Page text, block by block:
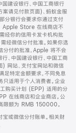
建设银行、中国工商银行
案请见付款页面)、蚂蚁金服
分银行会要求你通过支付
Apple Store 在线商店不
经你的信用卡发卡机构批
需经微信分付批准。如果你选
分付的批准，Apple 将不会
、中国建设银行、中国工商
) 网站、支付宝网站和微信
足特定金额要求，不同免息
只适用于个人消费者。企业
购买计划 (EPP) 适用的分
在线商店和企业商店。公
限额为 RMB 150000。
宝或微信分付账单。相关财